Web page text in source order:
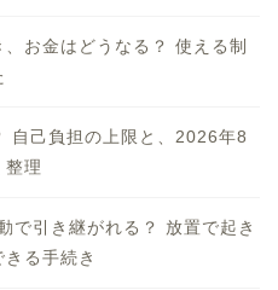
お金はどうなる？ 使える制
自己負担の上限と、2026年8
整理
で引き継がれる？ 放置で起き
る手続き
プロフィール